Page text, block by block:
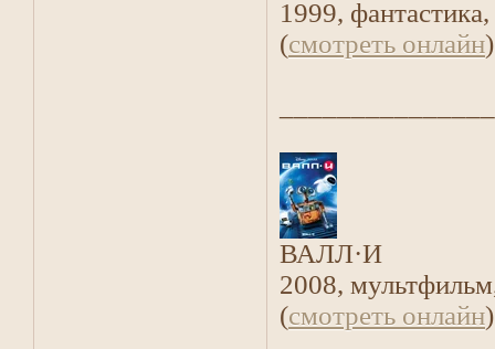
1999,
(смотреть онлайн)
ВАЛЛ·И
2008,
(смотреть онлайн)